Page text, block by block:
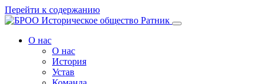
Перейти к содержанию
О нас
О нас
История
Устав